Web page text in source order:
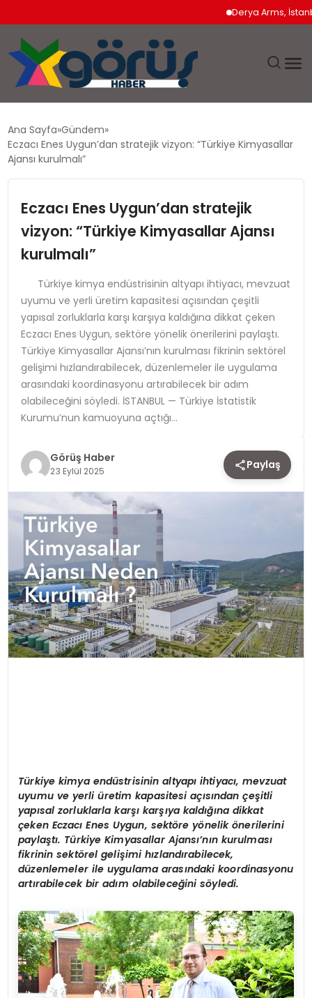
Derya Arms, İstanbul
EKONOMI
MAGAZIN
SPOR
TEKNOLOJI
YAŞAM
Ana Sayfa Gündem
Eczacı Enes Uygun’dan stratejik vizyon: “Türkiye Kimyasallar
Ajansı kurulmalı”
Eczacı Enes Uygun’dan stratejik
vizyon: “Türkiye Kimyasallar Ajansı
kurulmalı”
Türkiye kimya endüstrisinin altyapı ihtiyacı, mevzuat
uyumu ve yerli üretim kapasitesi açısından çeşitli
yapısal zorluklarla karşı karşıya kaldığına dikkat çeken
Eczacı Enes Uygun, sektöre yönelik önerilerini paylaştı.
Türkiye Kimyasallar Ajansı’nın kurulması fikrinin sektörel
gelişimi hızlandırabilecek, düzenlemeler ile uygulama
arasındaki koordinasyonu artırabilecek bir adım
olabileceğini söyledi. İSTANBUL — Türkiye İstatistik
Kurumu’nun kamuoyuna açtığı…
Görüş Haber
23 Eylül 2025 Paylaş
Türkiye kimya endüstrisinin altyapı ihtiyacı, mevzuat
uyumu ve yerli üretim kapasitesi açısından çeşitli
yapısal zorluklarla karşı karşıya kaldığına dikkat
çeken Eczacı Enes Uygun, sektöre yönelik önerilerini
paylaştı. Türkiye Kimyasallar Ajansı’nın kurulması
fikrinin sektörel gelişimi hızlandırabilecek,
düzenlemeler ile uygulama arasındaki koordinasyonu
artırabilecek bir adım olabileceğini söyledi.